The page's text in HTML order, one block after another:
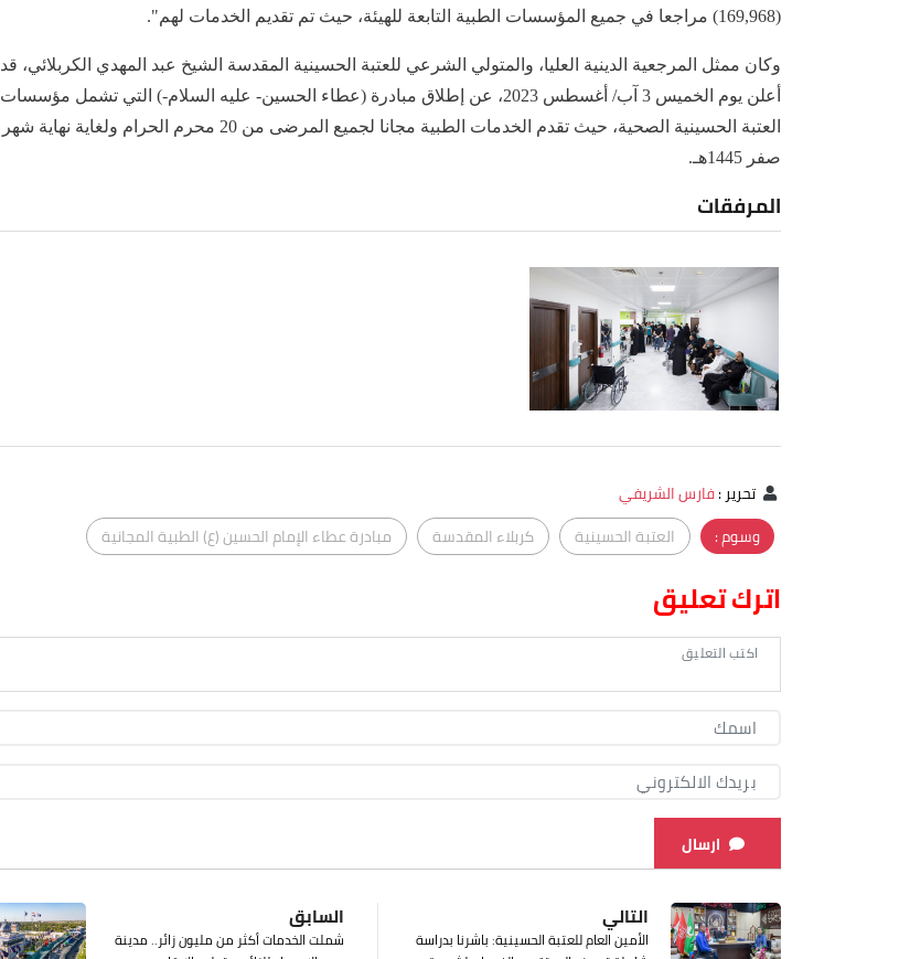
(169,968) مراجعا في جميع المؤسسات الطبية التابعة للهيئة، حيث تم تقديم الخدمات لهم".
وكان ممثل المرجعية الدينية العليا، والمتولي الشرعي للعتبة الحسينية المقدسة الشيخ عبد المهدي الكربلائي، قد
أعلن يوم الخميس 3 آب/ أغسطس 2023، عن إطلاق مبادرة (عطاء الحسين- عليه السلام-) التي تشمل مؤسسات
العتبة الحسينية الصحية، حيث تقدم الخدمات الطبية مجانا لجميع المرضى من 20 محرم الحرام ولغاية نهاية شهر
صفر 1445هـ.
المرفقات
تحرير:فارس الشريفي
وسوم :
العتبة الحسينية كربلاء المقدسة مبادرة عطاء الإمام الحسين (ع) الطبية المجانية
اترك تعليق
ارسال
السابق
شملت الخدمات أكثر من مليون زائر.. مدينة
التالي
الأمين العام للعتبة الحسينية: باشرنا بدراسة